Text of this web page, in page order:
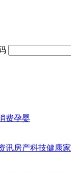
费孕婴
讯房产科技健康